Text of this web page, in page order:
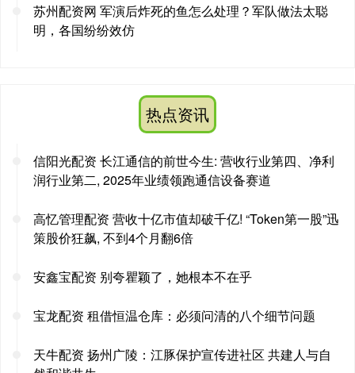
苏州配资网 军演后炸死的鱼怎么处理？军队做法太聪
明，各国纷纷效仿
热点资讯
信阳光配资 长江通信的前世今生: 营收行业第四、净利
润行业第二, 2025年业绩领跑通信设备赛道
高忆管理配资 营收十亿市值却破千亿! “Token第一股”迅
策股价狂飙, 不到4个月翻6倍
安鑫宝配资 别夸瞿颖了，她根本不在乎
宝龙配资 租借恒温仓库：必须问清的八个细节问题
天牛配资 扬州广陵：江豚保护宣传进社区 共建人与自